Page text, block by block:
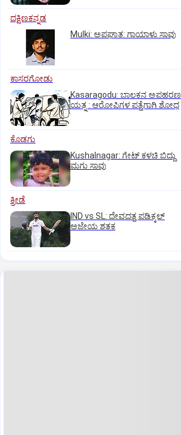
ದಕ್ಷಿಣಕನ್ನಡ
Mulki: ಅಪಘಾತ: ಗಾಯಾಳು ಸಾವು
ಕಾಸರಗೋಡು
Kasaragodu: ಬಾಲಕನ ಅಪಹರಣ
ಯತ್ನ : ಆರೋಪಿಗಳ ಪತ್ತೆಗಾಗಿ ಶೋಧ
ಕೊಡಗು
Kushalnagar: ಗೇಟ್ ಕಳಚಿ ಬಿದ್ದು
ಮಗು ಸಾವು
ಕ್ರೀಡೆ
IND vs SL: ದೇವದತ್ತ ಪಡಿಕ್ಕಲ್‌
ಅಜೇಯ ಶತಕ